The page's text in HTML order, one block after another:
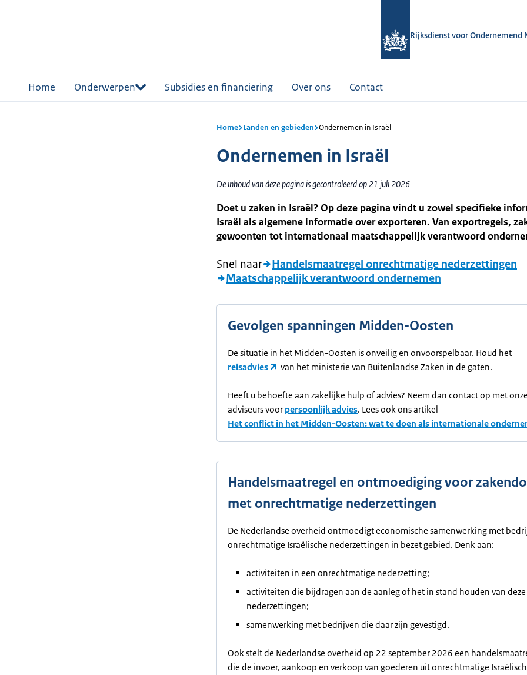
Rijksdienst voor Ondernemend
Home Onderwerpen Subsidies en financiering Over ons Contact
Home Landen en gebieden Ondernemen in Israël
Ondernemen in Israël
De inhoud van deze pagina is gecontroleerd op 21 juli 2026
Doet u zaken in Israël? Op deze pagina vindt u zowel specifieke
Israël als algemene informatie over exporteren. Van exportregels,
gewoonten tot internationaal maatschappelijk verantwoord
Snel naar
Handelsmaatregel onrechtmatige nederzettingen
Maatschappelijk verantwoord ondernemen
Gevolgen spanningen Midden-Oosten
De situatie in het Midden-Oosten is onveilig en onvoorspelbaar. Houd het
reisadvies
van het ministerie van Buitenlandse Zaken in de gaten.
Heeft u behoefte aan zakelijke hulp of advies? Neem dan contact op met
adviseurs voor persoonlijk advies. Lees ook ons artikel
Het conflict in het Midden-Oosten: wat te doen als internationale
Handelsmaatregel en ontmoediging voor
met onrechtmatige nederzettingen
De Nederlandse overheid ontmoedigt economische samenwerking met
onrechtmatige Israëlische nederzettingen in bezet gebied. Denk aan:
activiteiten in een onrechtmatige nederzetting;
activiteiten die bijdragen aan de aanleg of het in stand houden van deze
nederzettingen;
samenwerking met bedrijven die daar zijn gevestigd.
Ook stelt de Nederlandse overheid op 22 september 2026 een
die de invoer, aankoop en verkoop van goederen uit onrechtmatige